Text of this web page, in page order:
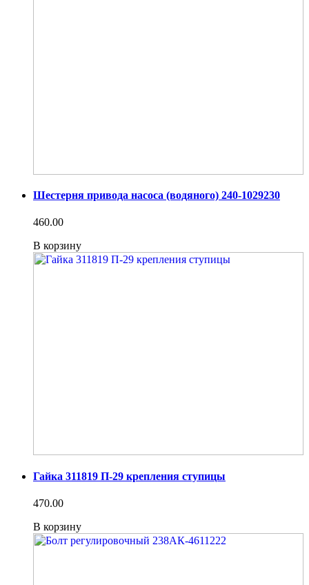
Шестерня привода насоса (водяного) 240-1029230
460.00
В корзину
Гайка 311819 П-29 крепления ступицы
470.00
В корзину